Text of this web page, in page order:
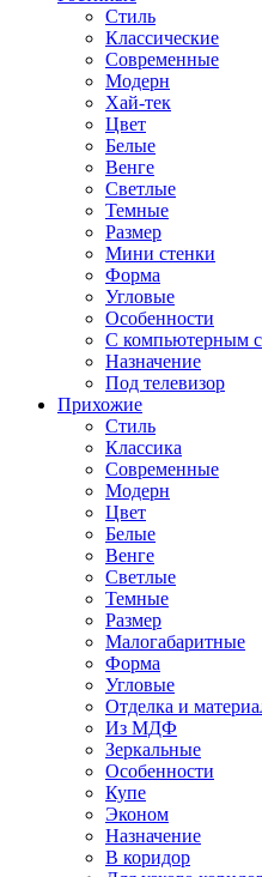
Стиль
Классические
Современные
Модерн
Хай-тек
Цвет
Белые
Венге
Светлые
Темные
Размер
Мини стенки
Форма
Угловые
Особенности
С компьютерным
Назначение
Под телевизор
Прихожие
Стиль
Классика
Современные
Модерн
Цвет
Белые
Венге
Светлые
Темные
Размер
Малогабаритные
Форма
Угловые
Отделка и
Из МДФ
Зеркальные
Особенности
Купе
Эконом
Назначение
В коридор